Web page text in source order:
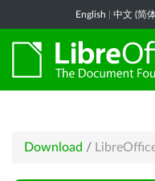
English 中文 (简
Download /